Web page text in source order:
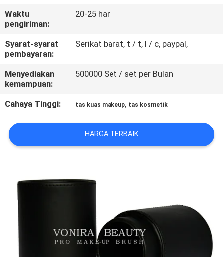
SITEMAP
PRIVACY
POLICY
Waktu
pengiriman:
20-25 hari
Syarat-syarat
pembayaran:
Serikat barat, t / t, l / c, paypal,
Menyediakan
kemampuan:
500000 Set / set per Bulan
Cahaya Tinggi: tas kuas makeup, tas kosmetik
HARGA TERBAIK